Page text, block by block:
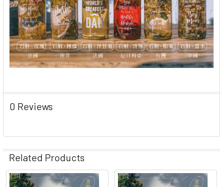
0 Reviews
Related Products